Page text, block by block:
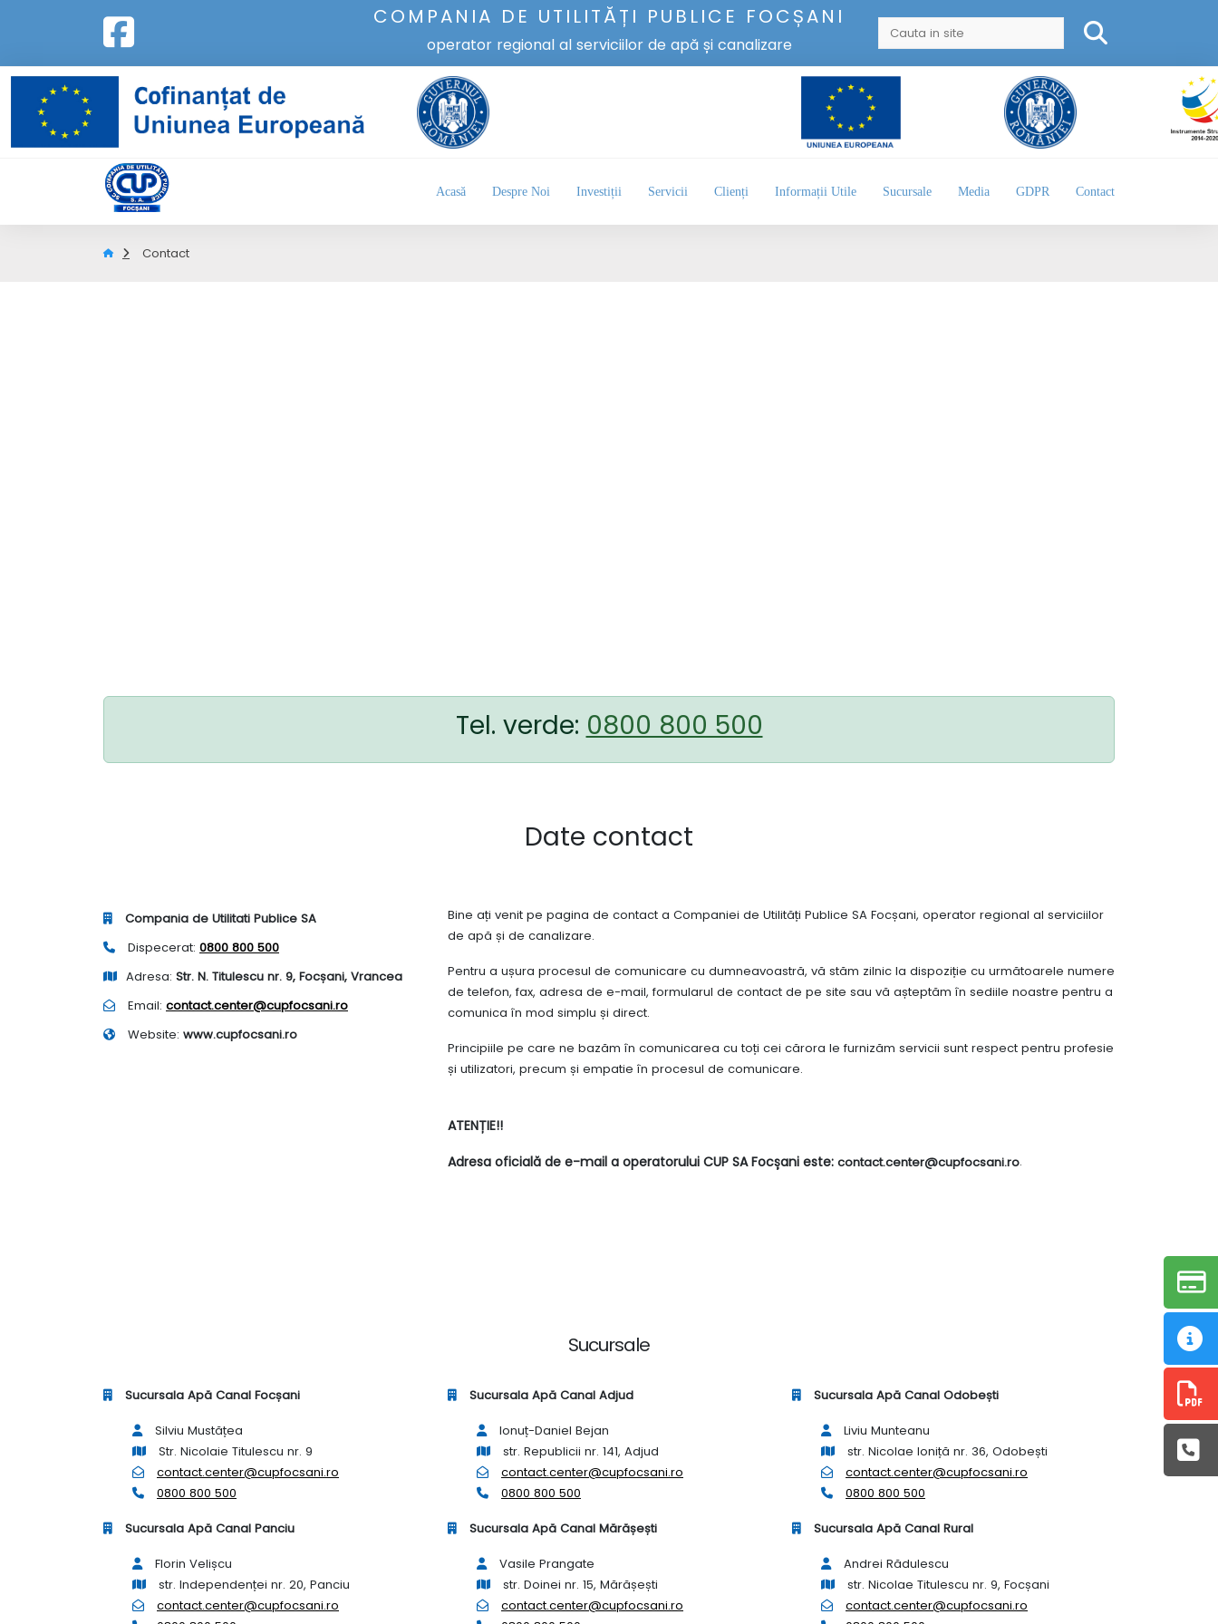
COMPANIA DE UTILITĂȚI PUBLICE FOCȘANI
operator regional al serviciilor de apă și canalizare
Acasă Despre Noi Investiții Servicii Clienți Informații Utile Sucursale Media GDPR Contact
Contact
Tel. verde: 0800 800 500
Date contact
Compania de Utilitati Publice SA
Dispecerat: 0800 800 500
Adresa: Str. N. Titulescu nr. 9, Focșani, Vrancea
Email: contact.center@cupfocsani.ro
Website: www.cupfocsani.ro
Bine ați venit pe pagina de contact a Companiei de Utilități Publice SA Focșani, operator regional al serviciilor
de apă și de canalizare.
Pentru a ușura procesul de comunicare cu dumneavoastră, vă stăm zilnic la dispoziție cu următoarele numere
de telefon, fax, adresa de e-mail, formularul de contact de pe site sau vă așteptăm în sediile noastre pentru a
comunica în mod simplu și direct.
Principiile pe care ne bazăm în comunicarea cu toți cei cărora le furnizăm servicii sunt respect pentru profesie
și utilizatori, precum și empatie în procesul de comunicare.
ATENȚIE!!
Adresa oficială de e-mail a operatorului CUP SA Focșani este: contact.center@cupfocsani.ro.
Sucursale
Sucursala Apă Canal Focșani
Silviu Mustățea
Str. Nicolaie Titulescu nr. 9
contact.center@cupfocsani.ro
0800 800 500
Sucursala Apă Canal Adjud
Ionuț-Daniel Bejan
str. Republicii nr. 141, Adjud
contact.center@cupfocsani.ro
0800 800 500
Sucursala Apă Canal Odobești
Liviu Munteanu
str. Nicolae Ioniță nr. 36, Odobești
contact.center@cupfocsani.ro
0800 800 500
Sucursala Apă Canal Panciu
Florin Velișcu
str. Independenței nr. 20, Panciu
contact.center@cupfocsani.ro
Sucursala Apă Canal Mărășești
Vasile Prangate
str. Doinei nr. 15, Mărășești
contact.center@cupfocsani.ro
Sucursala Apă Canal Rural
Andrei Rădulescu
str. Nicolae Titulescu nr. 9, Focșani
contact.center@cupfocsani.ro